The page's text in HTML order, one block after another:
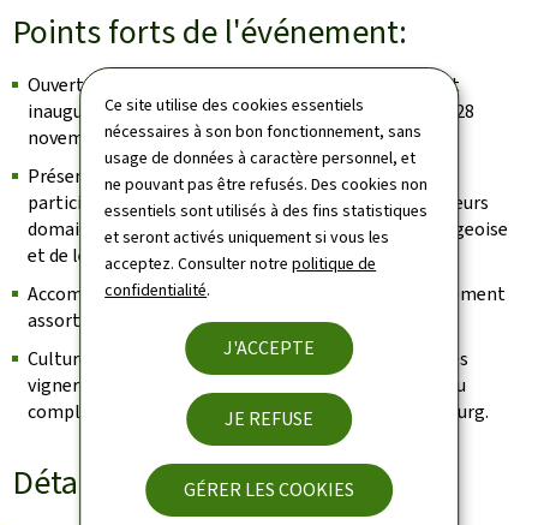
Ce site utilise des cookies essentiels
nécessaires à son bon fonctionnement, sans
usage de données à caractère personnel, et
ne pouvant pas être refusés. Des cookies non
essentiels sont utilisés à des fins statistiques
et seront activés uniquement si vous les
acceptez. Consulter notrepolitique de
confidentialité.
J'ACCEPTE
JE REFUSE
GÉRER LES COOKIES
Points forts de l'événement:
Ouverture officielle: l'événement sera officiellement
inauguré par la ministre Martine Hansen le vendredi 28
novembre à 17 heures.
Présentation des domaines viticoles: les vignerons
participants offriront des aperçus passionnants de leurs
domaines, des traditions de la viticulture luxembourgeoise
et de leur philosophie.
Accompagnement culinaire: des délices fins, parfaitement
assortis aux vins, raviront les papilles des invités.
Culture viticole luxembourgeoise en un coup d'œil: les
vignerons participants offriront aux invités un aperçu
complet de la culture viticole diversifiée du Luxembourg.
Détails de l'événement: